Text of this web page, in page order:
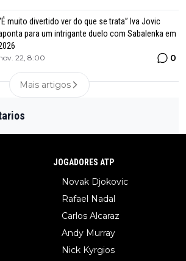
muito divertido ver do que se trata” Iva Jovic
para um intrigante duelo com Sabalenka em
22, 8:00 0
Mais artigos
JOGADORES ATP
Novak Djokovic
Rafael Nadal
Carlos Alcaraz
Andy Murray
Nick Kyrgios